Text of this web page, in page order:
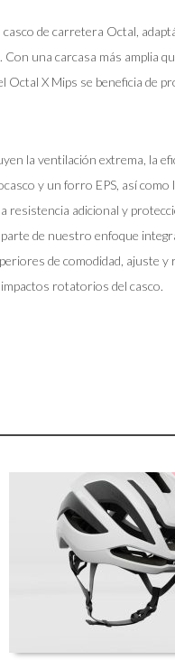
de carretera Octal,
una carcasa más amplia
X Mips se beneficia de
la ventilación extrema, la
y un forro EPS, así como
resistencia adicional y
de nuestro enfoque
de comodidad, ajuste y
rotatorios del casco.